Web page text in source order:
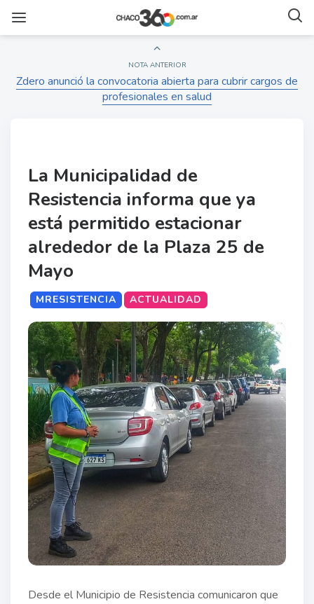
NOTA ANTERIOR
Zdero anunció la convocatoria abierta para cubrir cargos de
profesionales en salud
La Municipalidad de
Resistencia informa que ya
está permitido estacionar
alrededor de la Plaza 25 de
Mayo
MRESISTENCIA ACTUALIDAD
Desde el Municipio de Resistencia comunicaron que